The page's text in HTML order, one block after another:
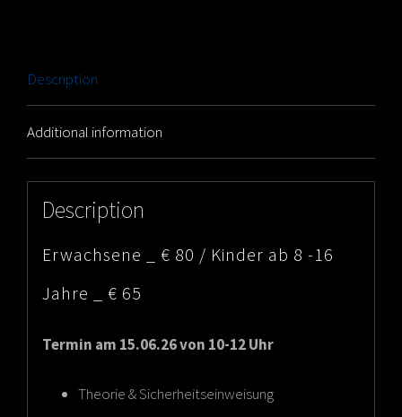
Description
Additional information
Description
Erwachsene _ € 80 / Kinder ab 8 -16
Jahre _ € 65
Termin am 15.06.26 von 10-12 Uhr
Theorie & Sicherheitseinweisung